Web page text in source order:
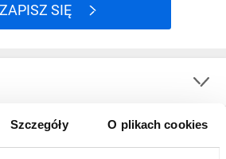
Szczegóły O plikach cookies
ZAPISZ SIĘ